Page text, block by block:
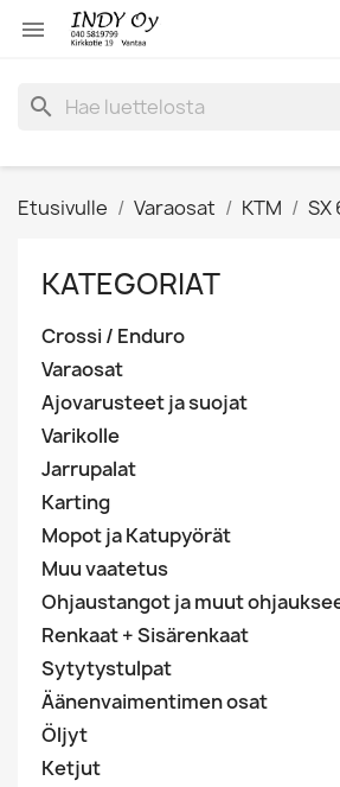

search
Etusivulle Varaosat KTM SX
KATEGORIAT
Crossi / Enduro
Varaosat
Ajovarusteet ja suojat
Varikolle
Jarrupalat
Karting
Mopot ja Katupyörät
Muu vaatetus
Ohjaustangot ja muut
Renkaat + Sisärenkaat
Sytytystulpat
Äänenvaimentimen osat
Öljyt
Ketjut